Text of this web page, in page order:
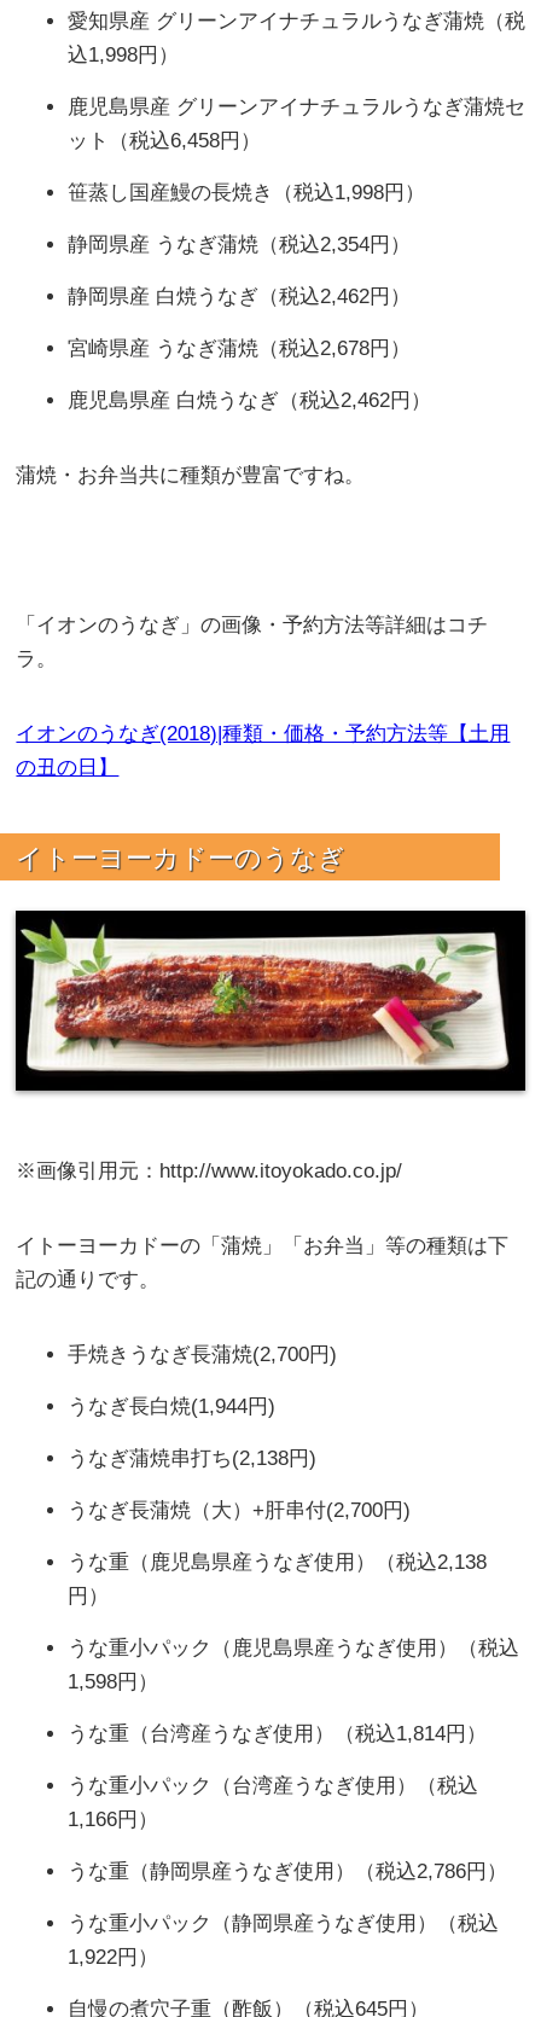
愛知県産 グリーンアイナチュラルうなぎ蒲焼（税
込1,998円）
鹿児島県産 グリーンアイナチュラルうなぎ蒲焼セ
ット（税込6,458円）
笹蒸し国産鰻の長焼き（税込1,998円）
静岡県産 うなぎ蒲焼（税込2,354円）
静岡県産 白焼うなぎ（税込2,462円）
宮崎県産 うなぎ蒲焼（税込2,678円）
鹿児島県産 白焼うなぎ（税込2,462円）
蒲焼・お弁当共に種類が豊富ですね。
「イオンのうなぎ」の画像・予約方法等詳細はコチ
ラ。
イオンのうなぎ(2018)|種類・価格・予約方法等【土用
の丑の日】
イトーヨーカドーのうなぎ
※画像引用元：http://www.itoyokado.co.jp/
イトーヨーカドーの「蒲焼」「お弁当」等の種類は下
記の通りです。
手焼きうなぎ長蒲焼(2,700円)
うなぎ長白焼(1,944円)
うなぎ蒲焼串打ち(2,138円)
うなぎ長蒲焼（大）+肝串付(2,700円)
うな重（鹿児島県産うなぎ使用）（税込2,138
円）
うな重小パック（鹿児島県産うなぎ使用）（税込
1,598円）
うな重（台湾産うなぎ使用）（税込1,814円）
うな重小パック（台湾産うなぎ使用）（税込
1,166円）
うな重（静岡県産うなぎ使用）（税込2,786円）
うな重小パック（静岡県産うなぎ使用）（税込
1,922円）
自慢の煮穴子重（酢飯）（税込645円）